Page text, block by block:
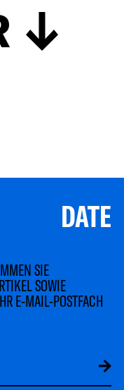
SIE
SOWIE
E-MAIL-POSTFACH